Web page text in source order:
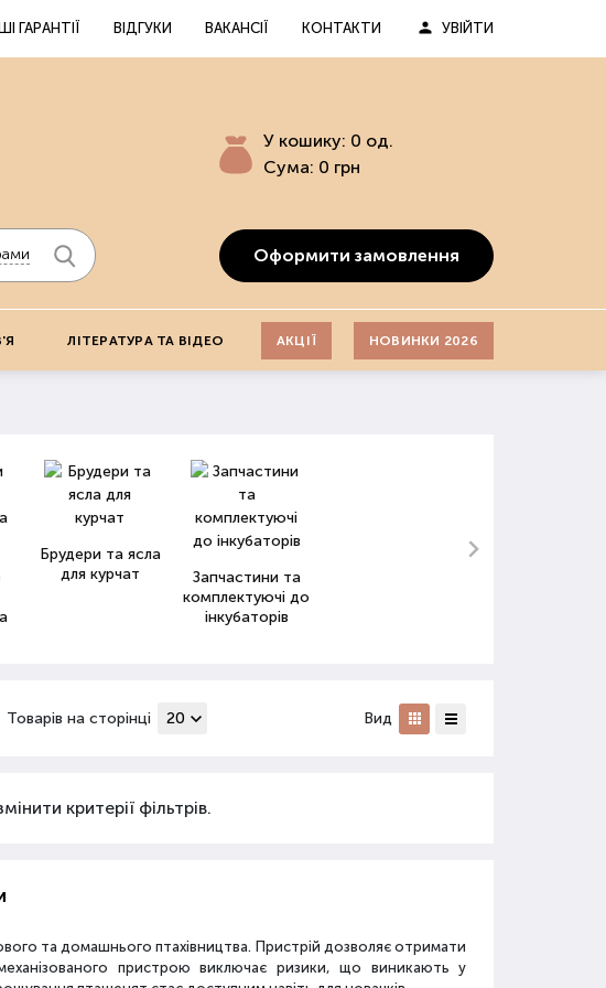
ГАРАНТІЇ ВІДГУКИ ВАКАНСІЇ КОНТАКТИ УВІЙТИ
У кошику: 0 од.
Сума: 0 грн
Оформити замовлення
ЛІТЕРАТУРА ТА ВІДЕО АКЦІЇ НОВИНКИ 2026
Брудери та ясла
для курчат
Запчастини та
комплектуючі до
інкубаторів
Товарів на сторінці Вид
критерії фільтрів.
та домашнього птахівництва. Пристрій дозволяє отримати
пристрою виключає ризики, що виникають у